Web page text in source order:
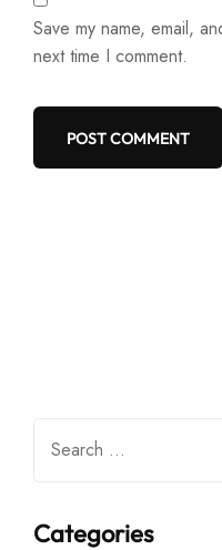
Save my name, email,
next time I comment.
Categories